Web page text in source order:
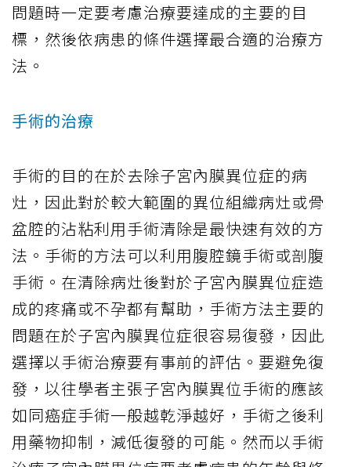
問題時一定要考慮治療要達成的主要的目
標，然後依病患的條件選擇最合適的治療方
法。
手術的治療
手術的目的在於去除子宮內膜異位症的病
灶，因此對於較大範圍的異位組織病灶或骨
盆腔的沾粘利用手術清除是最快速有效的方
法。手術的方法可以利用腹腔鏡手術或剖腹
手術。在清除病灶後對於子宮內膜異位症造
成的疼痛或不孕都有幫助，手術方法主要的
問題在於子宮內膜異位症很容易復發，因此
選擇以手術治療要有事前的評估。要避免復
發，以往學者主張子宮內膜異位手術的應該
如同癌症手術一般越乾淨越好，手術之後利
用藥物抑制，減低復發的可能。然而以手術